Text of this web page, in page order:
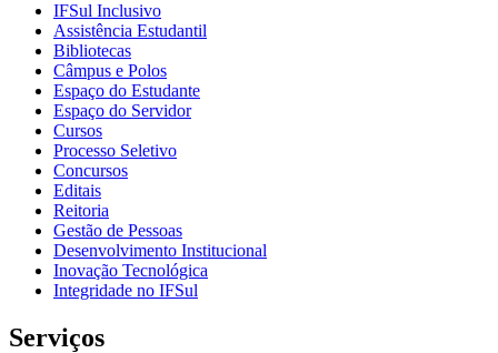
IFSul Inclusivo
Assistência Estudantil
Bibliotecas
Câmpus e Polos
Espaço do Estudante
Espaço do Servidor
Cursos
Processo Seletivo
Concursos
Editais
Reitoria
Gestão de Pessoas
Desenvolvimento Institucional
Inovação Tecnológica
Integridade no IFSul
Serviços